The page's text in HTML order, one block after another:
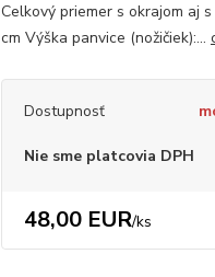
Celkový priemer s okrajom aj
cm Výška panvice (nožičiek):...
Dostupnosť
Nie sme platcovia DPH
48,00 EUR/ks